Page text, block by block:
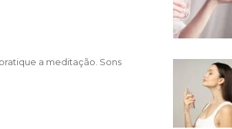
a meditação. Sons